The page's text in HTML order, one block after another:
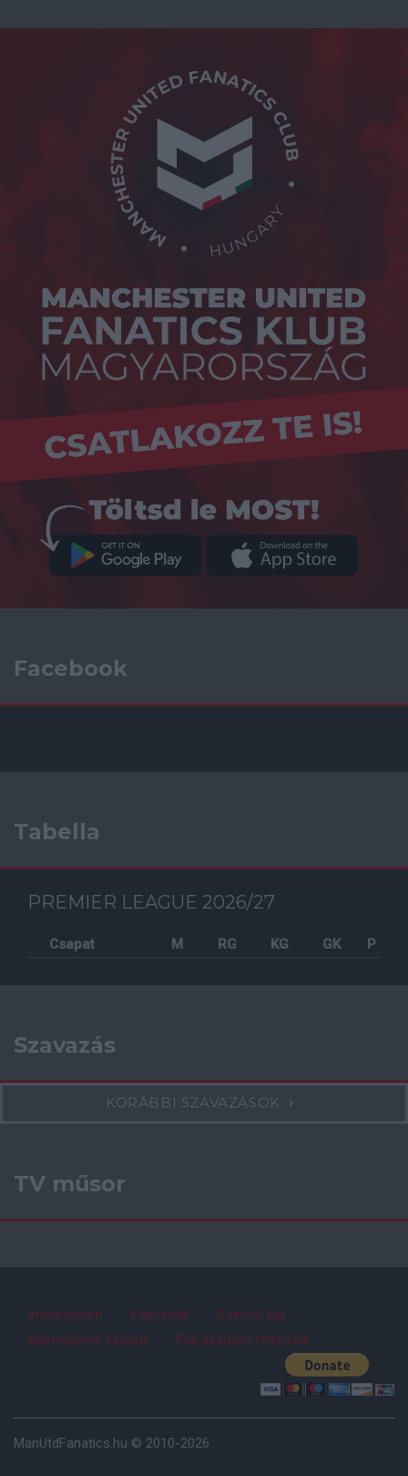
Facebook
Tabella
PREMIER LEAGUE 2026/27
Csapat M RG KG GK P
Szavazás
KORÁBBI SZAVAZÁSOK
TV műsor
Impresszum Kapcsolat
Szerzői jog
Adatvédelmi irányelv
Felhasználói feltételek
ManUtdFanatics.hu © 2010-2026